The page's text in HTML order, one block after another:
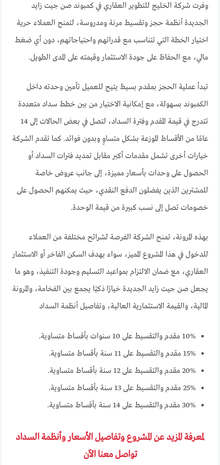
وفرت شركة الخليج للتطوير العقاري في كمبوند صن جيت زايد
الجديدة أنظمة حجز وتقسيط مرنة ومدروسة، لتمنح العملاء حرية
اختيار الخطة التي تتناسب مع قدراتهم واحتياجاتهم، دون أي ضغط
مالي، مع الحفاظ على جودة الاستثمار وقيمته على المدى الطويل.
تبدأ عملية الحجز بمقدم بسيط يتيح للعميل تأمين وحدته داخل
الكمبوند بسهولة، مع إمكانية الاختيار من بين خطط سداد متعددة
تتدرج في قيمة المقدم وفترة السداد، لتصل في بعض الحالات إلى 14
عامًا من الأقساط الموزعة بشكل متساوٍ وبدون فوائد. كما تقدم الشركة
خيارات أخرى تشمل مقدمات أكبر مقابل تمديد فترات السداد أو
الحصول على وحدات بأسعار مميزة، إلى جانب عروض خاصة
للمشترين الذين يفضلون الدفع النقدي، حيث يمكنهم الحصول على
خصومات تصل إلى نسب كبيرة من قيمة الوحدة.
بهذه المرونة، تمنح الشركة الفرصة لشرائح مختلفة من العملاء
للدخول في هذا المشروع المميز، سواء بهدف السكن الفاخر أو الاستثمار
العقاري، مع ضمان الالتزام بمواعيد التسليم وجودة التنفيذ، وهو ما
يجعل صن جيت زايد الجديدة خيارًا ذكيًا يجمع بين الفخامة، والمرونة
المالية، والقيمة الاستثمارية العالية، وتفاصيل أنظمة السداد
10% مقدم والتقسيط على 10 سنوات بأقساط متساوية.
15% مقدم والتقسيط على 11 سنة بأقساط متساوية.
20% مقدم والتقسيط على 12 سنة بأقساط متساوية.
25% مقدم والتقسيط على 13 سنة بأقساط متساوية.
30% مقدم والتقسيط على 14 سنة بأقساط متساوية.
لمعرفة المزيد عن المشروع وتفاصيل الأسعار وأنظمة السداد
تواصل معنا الآن